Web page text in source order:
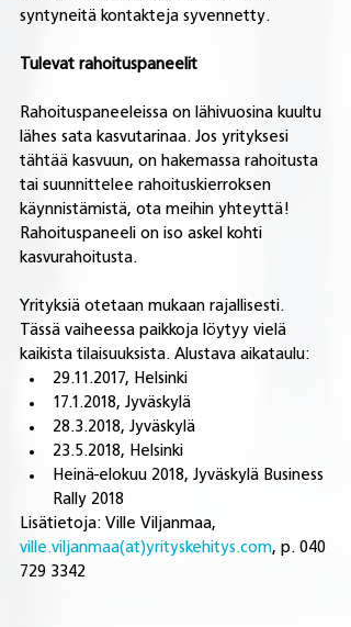
syntyneitä kontakteja syvennetty.
Tulevat rahoituspaneelit
Rahoituspaneeleissa on lähivuosina kuultu
lähes sata kasvutarinaa. Jos yrityksesi
tähtää kasvuun, on hakemassa rahoitusta
tai suunnittelee rahoituskierroksen
käynnistämistä, ota meihin yhteyttä!
Rahoituspaneeli on iso askel kohti
kasvurahoitusta.
Yrityksiä otetaan mukaan rajallisesti.
Tässä vaiheessa paikkoja löytyy vielä
kaikista tilaisuuksista. Alustava aikataulu:
29.11.2017, Helsinki
17.1.2018, Jyväskylä
28.3.2018, Jyväskylä
23.5.2018, Helsinki
Heinä-elokuu 2018, Jyväskylä Business
Rally 2018
Lisätietoja: Ville Viljanmaa,
ville.viljanmaa(at)yrityskehitys.com, p. 040
729 3342